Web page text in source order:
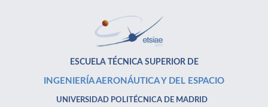
ESCUELA TÉCNICA SUPERIOR DE
INGENIERÍA AERONÁUTICA Y DEL ESPACIO
UNIVERSIDAD POLITÉCNICA DE MADRID